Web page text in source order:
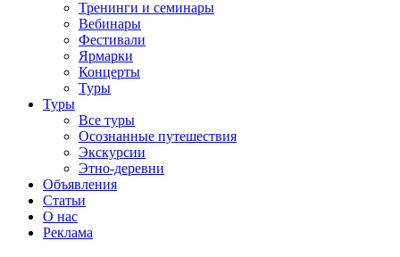
Тренинги и семинары
Вебинары
Фестивали
Ярмарки
Концерты
Туры
Туры
Все туры
Осознанные путешествия
Экскурсии
Этно-деревни
Объявления
Статьи
О нас
Реклама